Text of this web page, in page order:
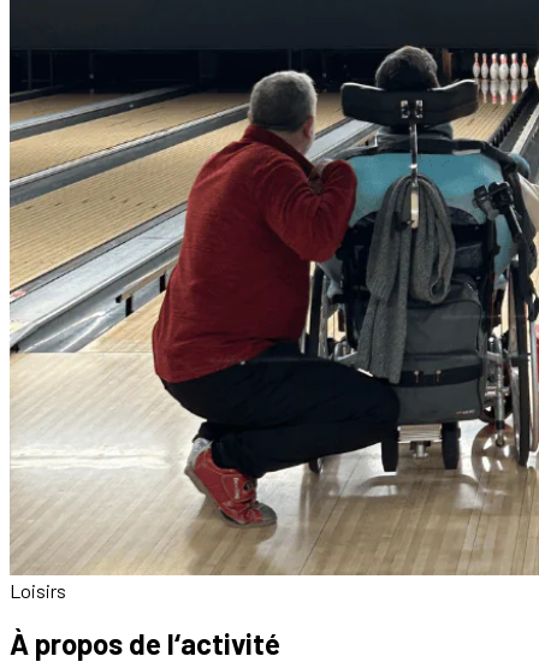
Loisirs
À propos de l‘activité